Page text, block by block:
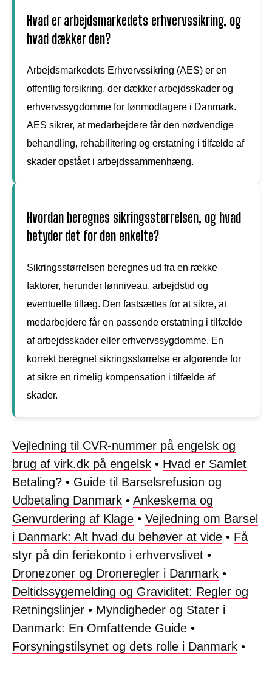
Hvad er arbejdsmarkedets erhvervssikring, og
hvad dækker den?
Arbejdsmarkedets Erhvervssikring (AES) er en
offentlig forsikring, der dækker arbejdsskader og
erhvervssygdomme for lønmodtagere i Danmark.
AES sikrer, at medarbejdere får den nødvendige
behandling, rehabilitering og erstatning i tilfælde af
skader opstået i arbejdssammenhæng.
Hvordan beregnes sikringsstørrelsen, og hvad
betyder det for den enkelte?
Sikringsstørrelsen beregnes ud fra en række
faktorer, herunder lønniveau, arbejdstid og
eventuelle tillæg. Den fastsættes for at sikre, at
medarbejdere får en passende erstatning i tilfælde
af arbejdsskader eller erhvervssygdomme. En
korrekt beregnet sikringsstørrelse er afgørende for
at sikre en rimelig kompensation i tilfælde af
skader.
Vejledning til CVR-nummer på engelsk og
brug af virk.dk på engelsk • Hvad er Samlet
Betaling? • Guide til Barselsrefusion og
Udbetaling Danmark • Ankeskema og
Genvurdering af Klage • Vejledning om Barsel
i Danmark: Alt hvad du behøver at vide • Få
styr på din feriekonto i erhvervslivet •
Dronezoner og Droneregler i Danmark •
Deltidssygemelding og Graviditet: Regler og
Retningslinjer • Myndigheder og Stater i
Danmark: En Omfattende Guide •
Forsyningstilsynet og dets rolle i Danmark •